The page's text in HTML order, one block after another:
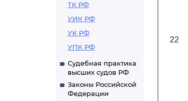
ТК РФ
УИК РФ
УК РФ
УПК РФ
Судебная практика
высших судов РФ
Законы Российской
Федерации
22